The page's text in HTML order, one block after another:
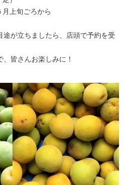
上旬ごろから
途が立ちましたら、店頭で予約を受
皆さんお楽しみに！